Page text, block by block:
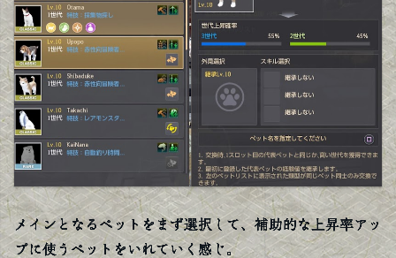
メインとなるペットをまず選択して、補助的な上昇率アッ
プに使うペットをいれていく感じ。